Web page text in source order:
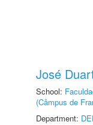
José
School:
(Câmpus de
Department: